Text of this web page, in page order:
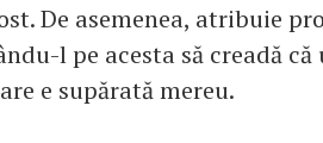
De asemenea, atribuie
l pe acesta să creadă
e supărată mereu.